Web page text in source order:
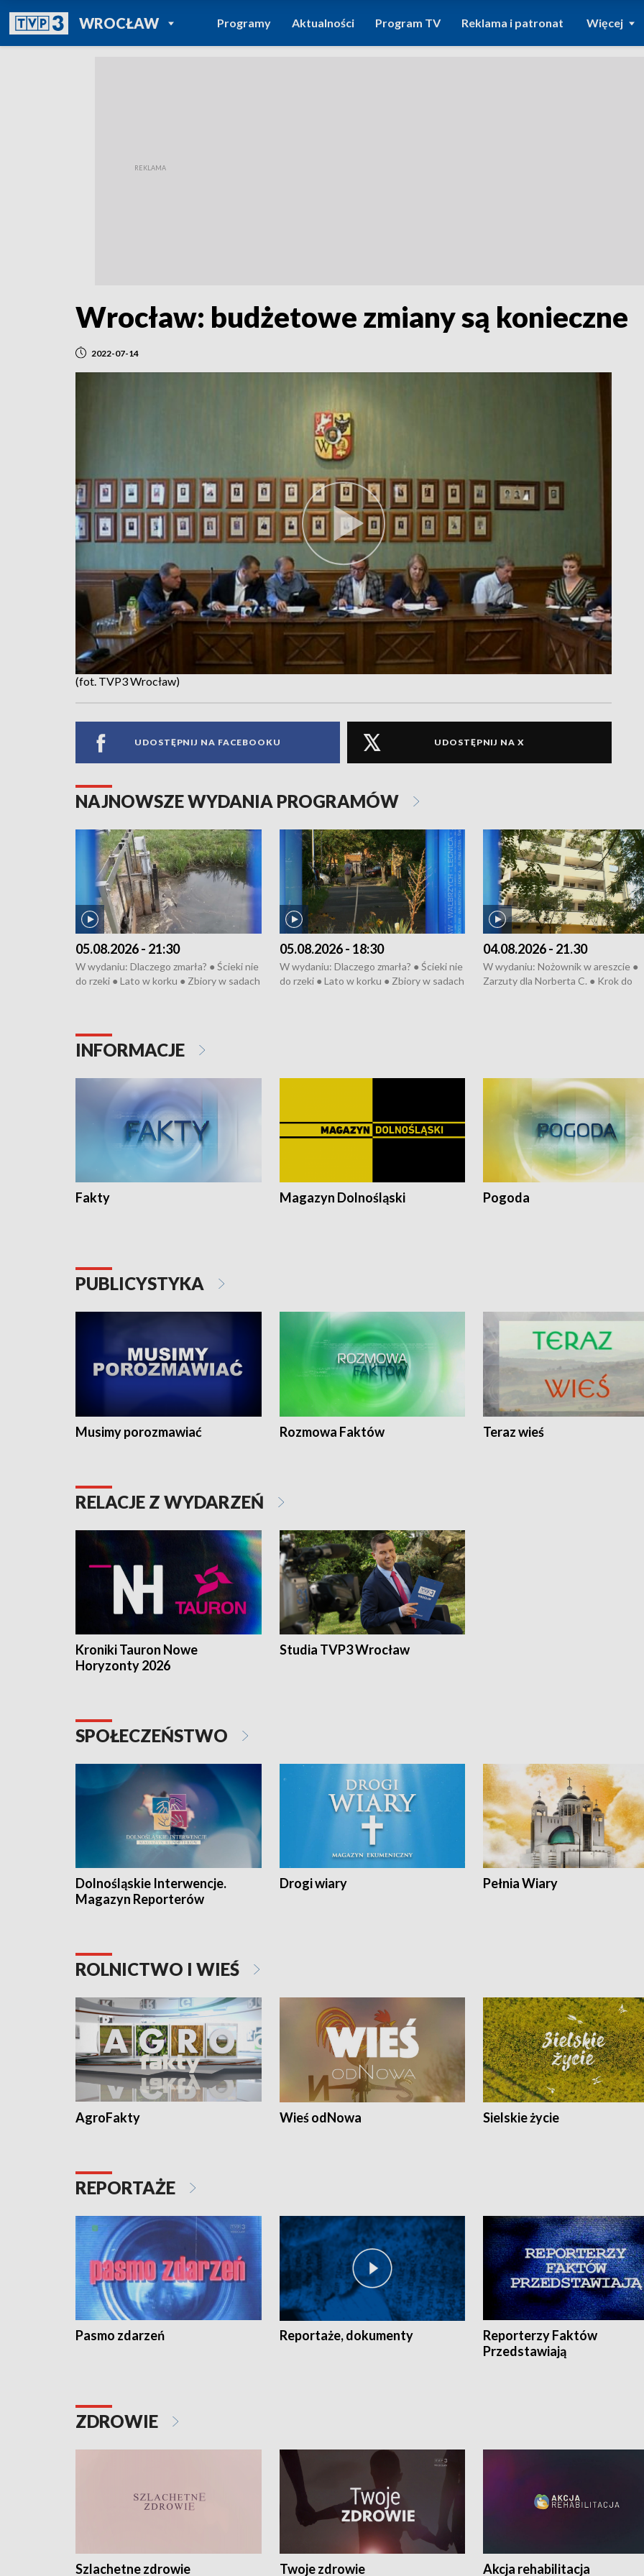
WROCŁAWPOWRÓT DO
TVP REGIONY
Programy Aktualności Program TV Reklama i patronat Więcej
Wrocław: budżetowe zmiany są konieczne
2022-07-14
(fot. TVP3 Wrocław)
UDOSTĘPNIJ NA FACEBOOKU UDOSTĘPNIJ NA X
NAJNOWSZE WYDANIA PROGRAMÓW
05.08.2026 - 21:30
W wydaniu: Dlaczego zmarła? ● Ścieki nie
do rzeki ● Lato w korku ● Zbiory w sadach
05.08.2026 - 18:30
W wydaniu: Dlaczego zmarła? ● Ścieki nie
do rzeki ● Lato w korku ● Zbiory w sadach
04.08.2026 - 21.30
W wydaniu: Nożownik w areszcie ●
Zarzuty dla Norberta C. ● Krok do
INFORMACJE
Fakty Magazyn Dolnośląski Pogoda
PUBLICYSTYKA
Musimy porozmawiać Rozmowa Faktów Teraz wieś
RELACJE Z WYDARZEŃ
Kroniki Tauron Nowe
Horyzonty 2026
Studia TVP3 Wrocław
SPOŁECZEŃSTWO
Dolnośląskie Interwencje.
Magazyn Reporterów
Drogi wiary Pełnia Wiary
ROLNICTWO I WIEŚ
AgroFakty Wieś odNowa Sielskie życie
REPORTAŻE
Pasmo zdarzeń Reportaże, dokumenty
Reporterzy Faktów
Przedstawiają
ZDROWIE
Szlachetne zdrowie Twoje zdrowie Akcja rehabilitacja